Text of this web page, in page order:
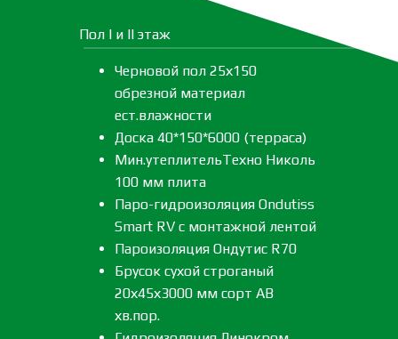
Пол I и II этаж
Черновой пол 25х150
обрезной материал
ест.влажности
Доска 40*150*6000 (терраса)
Мин.утеплительТехно Николь
100 мм плита
Паро-гидроизоляция Ondutiss
Smart RV с монтажной лентой
Пароизоляция Ондутис R70
Брусок сухой строганый
20х45х3000 мм сорт АВ
хв.пор.